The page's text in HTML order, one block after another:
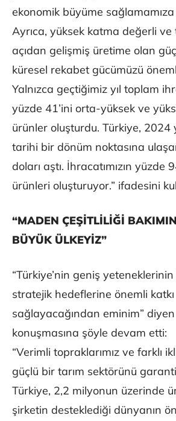
ekonomik büyüme sağlamamıza
Ayrıca, yüksek katma değerli ve
açıdan gelişmiş üretime olan
küresel rekabet gücümüzü
Yalnızca geçtiğimiz yıl toplam
yüzde 41’ini orta-yüksek ve
ürünler oluşturdu. Türkiye, 2024
tarihi bir dönüm noktasına
doları aştı. İhracatımızın yüzde
ürünleri oluşturuyor.” ifadesini
“MADEN ÇEŞİTLİLİĞİ
BÜYÜK ÜLKEYİZ”
“Türkiye’nin geniş yeteneklerinin
stratejik hedeflerine önemli katkı
sağlayacağından eminim” diyen
konuşmasına şöyle devam etti:
“Verimli topraklarımız ve farklı
güçlü bir tarım sektörünü
Türkiye, 2,2 milyonun üzerinde
şirketin desteklediği dünyanın